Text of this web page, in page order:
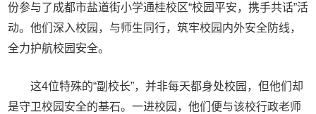
份参与了成都市盐道街小学通桂校区“校园平安，携手共话”活
动。他们深入校园，与师生同行，筑牢校园内外安全防线，
全力护航校园安全。
这4位特殊的“副校长”，并非每天都身处校园，但他们却
是守卫校园安全的基石。一进校园，他们便与该校行政老师